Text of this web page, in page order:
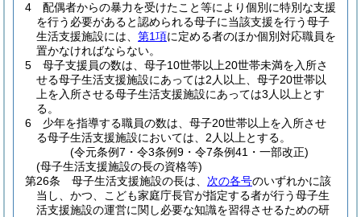
4
配偶者からの暴力を受けたこと等により個別に特別な支援
を行う必要があると認められる母子に当該支援を行う母子
生活支援施設には、 第1項に定める者のほか個別対応職員を
置かなければならない。
5
母子支援員の数は、母子10世帯以上20世帯未満を入所さ
せる母子生活支援施設にあっては2人以上、母子20世帯以
上を入所させる母子生活支援施設にあっては3人以上とす
る。
6
少年を指導する職員の数は、母子20世帯以上を入所させ
る母子生活支援施設においては、2人以上とする。
(令元条例7・令3条例9・令7条例41・一部改正)
(母子生活支援施設の長の資格等)
第26条
母子生活支援施設の長は、 次の各号のいずれかに該
当し、かつ、こども家庭庁長官が指定する者が行う母子生
活支援施設の運営に関し必要な知識を習得させるための研